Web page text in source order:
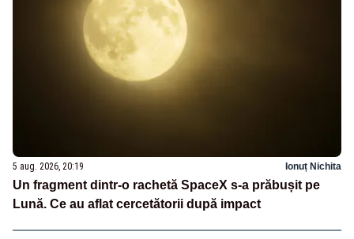
5 aug. 2026, 20:19 Ionuț Nichita
Un fragment dintr-o rachetă SpaceX s-a prăbușit pe
Lună. Ce au aflat cercetătorii după impact